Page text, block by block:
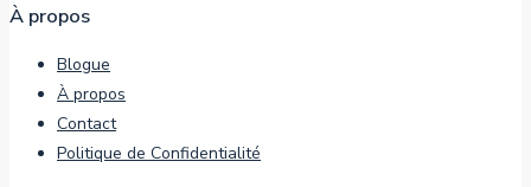
À propos
Blogue
À propos
Contact
Politique de Confidentialité